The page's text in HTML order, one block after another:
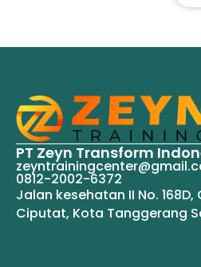
PT Zeyn Transform
0812-2002-6372
Jalan kesehatan II No. 168D,
Ciputat, Kota Tanggerang